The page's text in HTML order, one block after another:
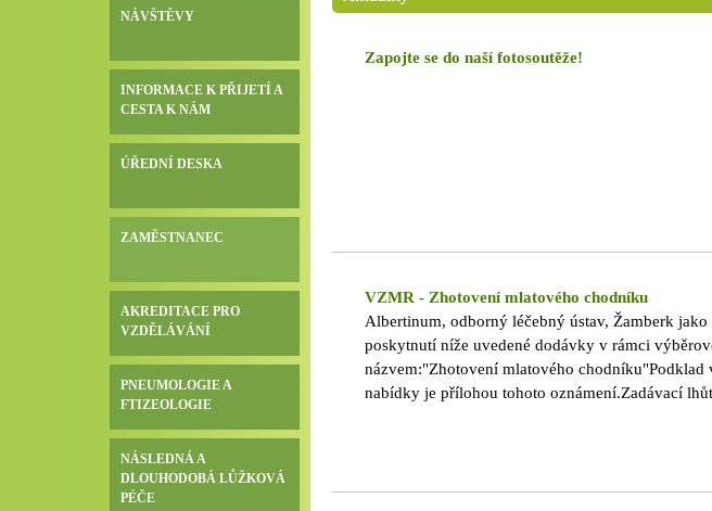
NÁVŠTĚVY
INFORMACE K PŘIJETÍ A
CESTA K NÁM
ÚŘEDNÍ DESKA
ZAMĚSTNANEC
AKREDITACE PRO
VZDĚLÁVÁNÍ
PNEUMOLOGIE A
FTIZEOLOGIE
NÁSLEDNÁ A
DLOUHODOBÁ LŮŽKOVÁ
PÉČE
Zapojte se do naší fotosoutěže!
VZMR - Zhotovení mlatového chodníku
Albertinum, odborný léčebný ústav, Žamberk
poskytnutí níže uvedené dodávky v rámci
názvem:"Zhotovení mlatového
nabídky je přílohou tohoto oznámení.Zadávací